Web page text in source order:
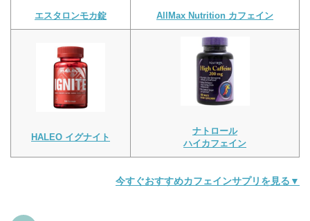
エスタロンモカ錠 AllMax Nutrition カフェイン
HALEO イグナイト
ナトロール
ハイカフェイン
今すぐおすすめカフェインサプリを見る▼